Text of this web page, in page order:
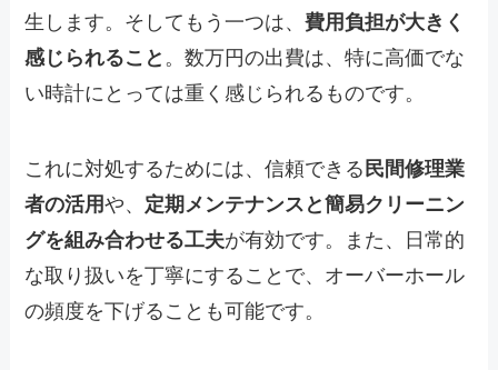
生します。そしてもう一つは、費用負担が大きく
感じられること 。数万円の出費は、特に高価でな
い時計にとっては重く感じられるものです。
これに対処するためには、信頼できる民間修理業
者の活用や、 定期メンテナンスと簡易クリーニン
グを組み合わせる工夫が有効です。また、日常的
な取り扱いを丁寧にすることで、オーバーホール
の頻度を下げることも可能です。